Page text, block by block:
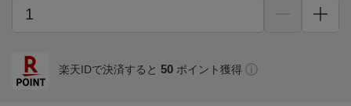
楽天IDで決済すると 50 ポイント獲得